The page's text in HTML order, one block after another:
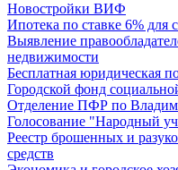
Новостройки ВИФ
Ипотека по ставке 6%
Выявление
недвижимости
Бесплатная юридическая
Городской фонд
Отделение ПФР по
Голосование "Народный
Реестр брошенных и
средств